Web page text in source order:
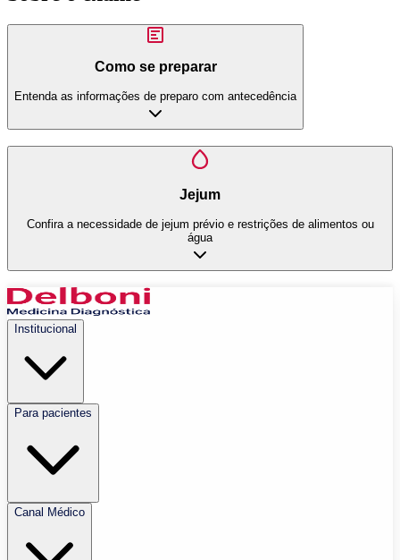
Como se preparar
Entenda as informações de preparo com antecedência
Jejum
Confira a necessidade de jejum prévio e restrições de alimentos ou
água
Institucional
Para pacientes
Canal Médico